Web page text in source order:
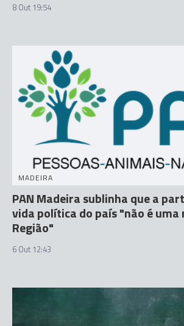
8 Out 19:54
MADEIRA
PAN Madeira sublinha que a
vida política do país "não é uma
Região"
6 Out 12:43